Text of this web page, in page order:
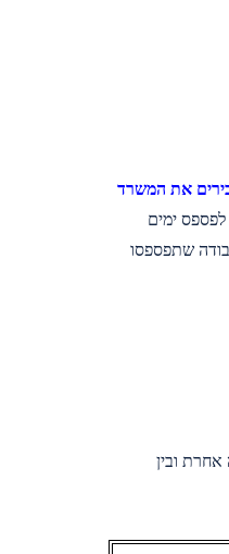
את המשרד
ימים
שתפספסו
ובין